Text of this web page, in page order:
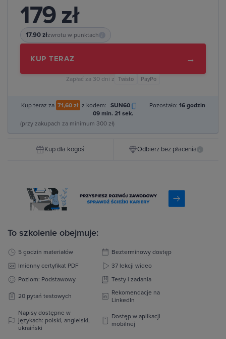
179 zł
17.90 złzwrotu w punktach
KUP TERAZ →
Zapłać za 30 dni z Twisto PayPo
Kup teraz za 71,60 zł z kodem: SUN60 Pozostało: 16 godzin
09 min. 20 sek.
(przy zakupach za minimum 300 zł)
Kup dla kogoś Odbierz bez płacenia i
To szkolenie obejmuje:
5 godzin materiałów
Bezterminowy dostęp
Imienny certyfikat PDF
37 lekcji wideo
Poziom: Podstawowy
Testy i zadania
20 pytań testowych
Rekomendacje na
LinkedIn
Napisy dostępne w
językach: polski, angielski,
ukraiński
Dostęp w aplikacji
mobilnej